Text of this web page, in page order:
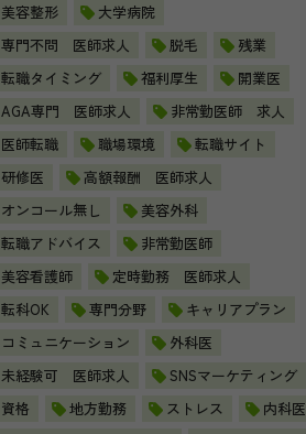
美容整形
大学病院
専門不問 医師求人
脱毛
残業
転職タイミング
福利厚生
開業医
AGA専門 医師求人
非常勤医師 求人
医師転職
職場環境
転職サイト
研修医
高額報酬 医師求人
オンコール無し
美容外科
転職アドバイス
非常勤医師
美容看護師
定時勤務 医師求人
転科OK
専門分野
キャリアプラン
コミュニケーション
外科医
未経験可 医師求人
SNSマーケティング
資格
地方勤務 ストレス
内科医